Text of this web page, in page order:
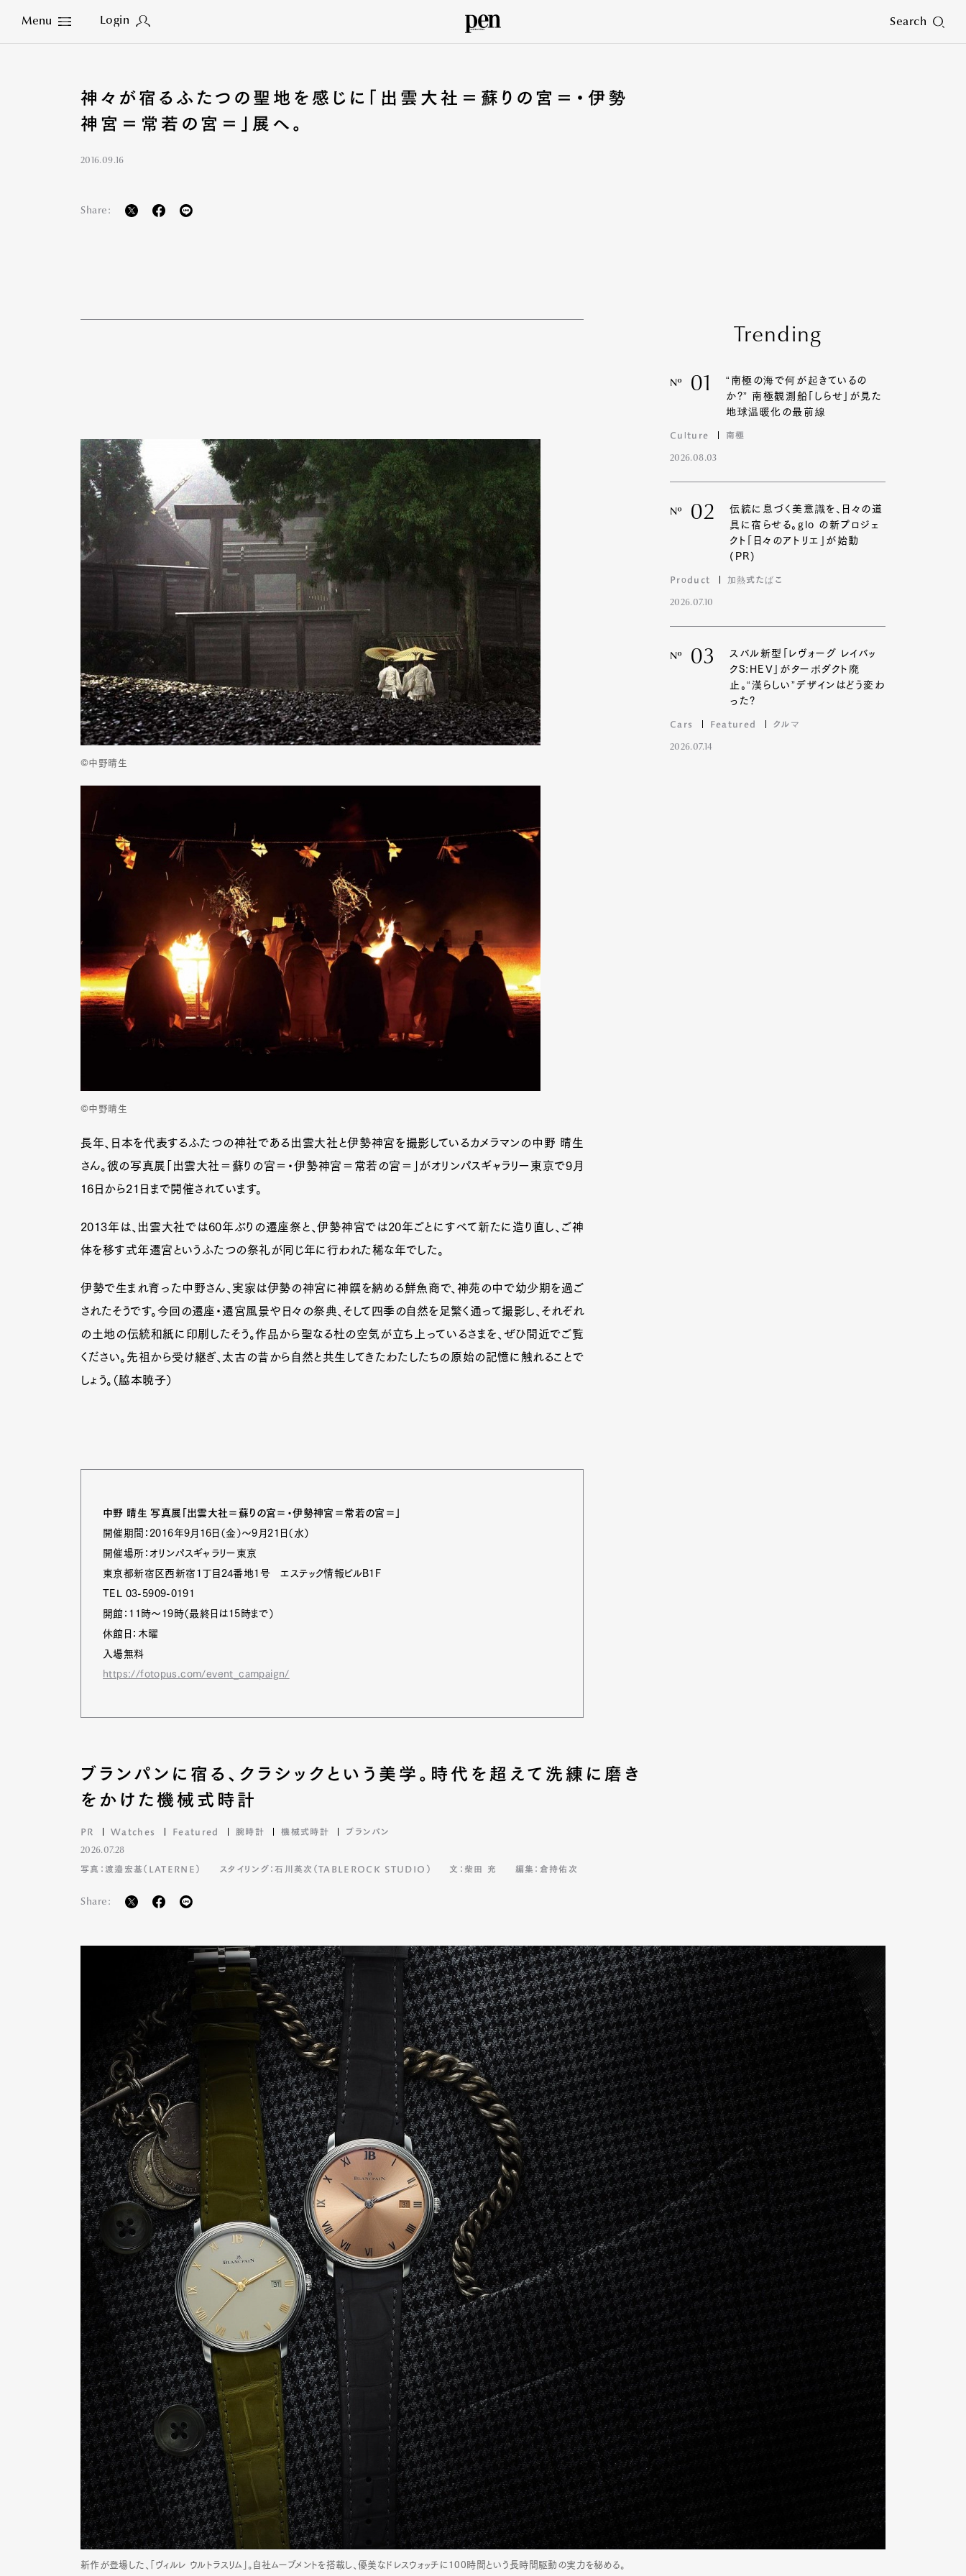
Menu Login Search
Close
Gourmet
Pen Membership
神々が宿るふたつの聖地を感じに「出雲大社＝蘇りの宮＝・伊勢
神宮＝常若の宮＝」展へ。
2016.09.16
Share:
©中野晴生
©中野晴生
長年、日本を代表するふたつの神社である出雲大社と伊勢神宮を撮影しているカメラマンの中野 晴生
さん。彼の写真展「出雲大社＝蘇りの宮＝・伊勢神宮＝常若の宮＝」がオリンパスギャラリー東京で9月
16日から21日まで開催されています。
2013年は、出雲大社では60年ぶりの遷座祭と、伊勢神宮では20年ごとにすべて新たに造り直し、ご神
体を移す式年遷宮というふたつの祭礼が同じ年に行われた稀な年でした。
伊勢で生まれ育った中野さん、実家は伊勢の神宮に神饌を納める鮮魚商で、神苑の中で幼少期を過ご
されたそうです。今回の遷座・遷宮風景や日々の祭典、そして四季の自然を足繁く通って撮影し、それぞれ
の土地の伝統和紙に印刷したそう。作品から聖なる杜の空気が立ち上っているさまを、ぜひ間近でご覧
ください。先祖から受け継ぎ、太古の昔から自然と共生してきたわたしたちの原始の記憶に触れることで
しょう。（脇本暁子）
中野 晴生 写真展「出雲大社＝蘇りの宮＝・伊勢神宮＝常若の宮＝」
開催期間：2016年9月16日（金）～9月21日（水）
開催場所：オリンパスギャラリー東京
東京都新宿区西新宿1丁目24番地1号 エステック情報ビルB1F
TEL 03-5909-0191
開館：11時～19時（最終日は15時まで）
休館日：木曜
入場無料
https://fotopus.com/event_campaign/
Trending
Nº 01
“南極の海で何が起きているの
か?” 南極観測船「しらせ」が見た
地球温暖化の最前線
Culture 南極
2026.08.03
Nº 02
伝統に息づく美意識を、日々の道
具に宿らせる。glo の新プロジェ
クト「日々のアトリエ」が始動
(PR)
Product 加熱式たばこ
2026.07.10
Nº 03
スバル新型「レヴォーグ レイバッ
クS:HEV」がターボダクト廃
止。“漢らしい”デザインはどう変わ
った?
Cars Featured クルマ
2026.07.14
ブランパンに宿る、クラシックという美学。時代を超えて洗練に磨き
をかけた機械式時計
PR Watches Featured 腕時計 機械式時計 ブランパン
2026.07.28
写真：渡邉宏基（LATERNE） スタイリング：石川英次（TABLEROCK STUDIO） 文：柴田 充 編集：倉持佑次
Share:
新作が登場した、「ヴィルレ ウルトラスリム」。自社ムーブメントを搭載し、優美なドレスウォッチに100時間という長時間駆動の実力を秘める。